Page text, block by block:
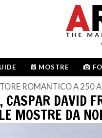
MOSTRE
ROMANTICO A 250
CASPAR DAVID
MOSTRE DA